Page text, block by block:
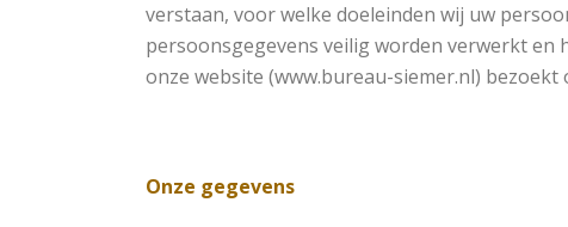
verstaan, voor welke doeleinden wij uw
persoonsgegevens veilig worden verwerkt en
onze website (www.bureau-siemer.nl)
Onze gegevens